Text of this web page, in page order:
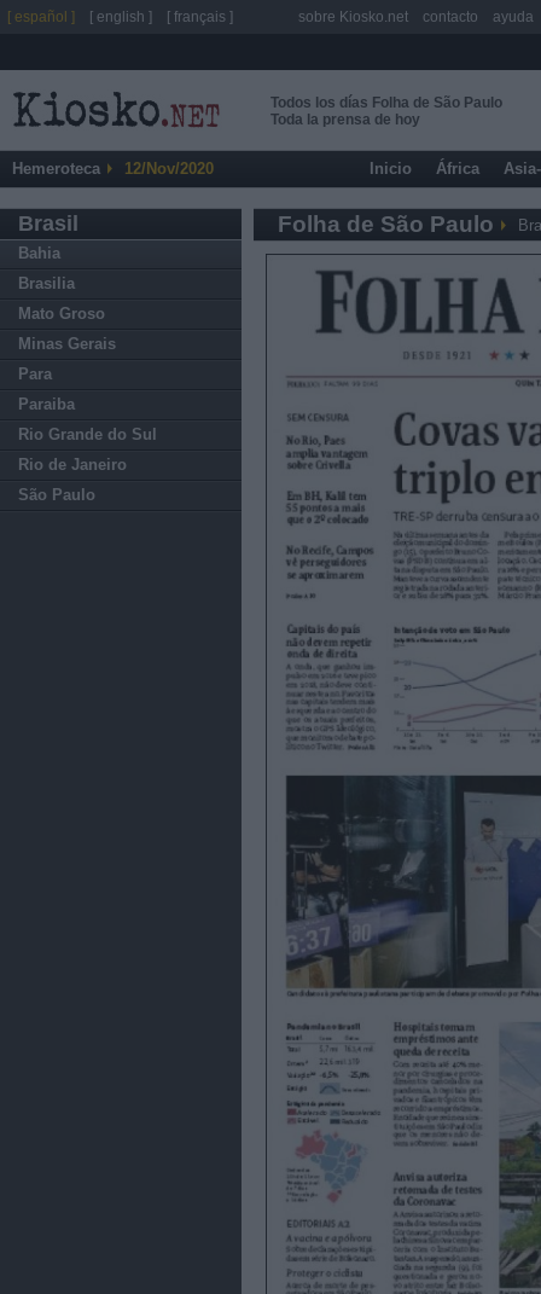
Todos los días Folha de São Paulo
Toda la prensa de hoy
Hemeroteca 12/Nov/2020 Inicio África
Brasil
Bahia
Brasilia
Mato Groso
Minas Gerais
Para
Paraiba
Rio Grande do Sul
Rio de Janeiro
São Paulo
Folha de São Paulo
[ español ] [ english ] [ français ] sobre Kiosko.net contacto ayuda